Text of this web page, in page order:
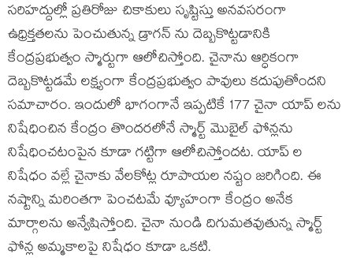
సరిహద్దుల్లో ప్రతిరోజు చికాకులు సృష్టిస్తు అనవసరంగా
ఉధ్రిక్తతలను పెంచుతున్న డ్రాగన్ ను దెబ్బకొట్టడానికి
కేంద్రప్రభుత్వం స్మార్టుగా ఆలోచిస్తోంది. చైనాను ఆర్ధికంగా
దెబ్బకొట్టడమే లక్ష్యంగా కేంద్రప్రభుత్వం పావులు కదుపుతోందని
సమాచారం. ఇందులో భాగంగానే ఇప్పటికే 177 చైనా యాప్ లను
నిషేధించిన కేంద్రం తొందరలోనే స్మార్ట్ మొబైల్ ఫోన్లను
నిషేధించటంపైన కూడా గట్టిగా ఆలోచిస్తోందట. యాప్ ల
నిషేధం వల్లే చైనాకు వేలకోట్ల రూపాయల నష్టం జరిగింది. ఈ
నష్టాన్ని మరింతగా పెంచటమే వ్యూహంగా కేంద్రం అనేక
మార్గాలను అన్వేషిస్తోంది. చైనా నుండి దిగుమతవుతున్న స్మార్ట్
ఫోన్ల అమ్మకాలపై నిషేధం కూడా ఒకటి.